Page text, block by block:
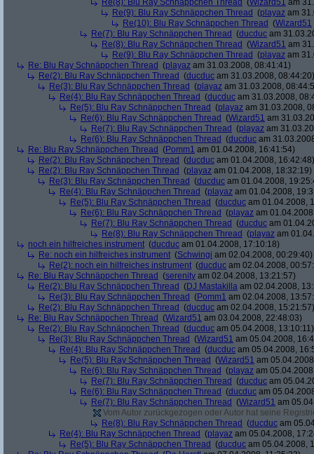
Re(8): Blu Ray Schnäppchen Thread (Wizard51 am
Re(9): Blu Ray Schnäppchen Thread (playaz am
Re(10): Blu Ray Schnäppchen Thread (Wizard51
Re(7): Blu Ray Schnäppchen Thread (ducduc am
Re(8): Blu Ray Schnäppchen Thread (Wizard51 am
Re(9): Blu Ray Schnäppchen Thread (playaz am
Re: Blu Ray Schnäppchen Thread (playaz am 31.03.2008, 08:41:41)
Re(2): Blu Ray Schnäppchen Thread (ducduc am 31.03.2008, 08:44:20)
Re(3): Blu Ray Schnäppchen Thread (playaz am 31.03.2008,
Re(4): Blu Ray Schnäppchen Thread (ducduc am 31.03.2008,
Re(5): Blu Ray Schnäppchen Thread (playaz am 31.03.2008,
Re(6): Blu Ray Schnäppchen Thread (Wizard51 am
Re(7): Blu Ray Schnäppchen Thread (playaz am
Re(6): Blu Ray Schnäppchen Thread (ducduc am
Re: Blu Ray Schnäppchen Thread (Pomm1 am 01.04.2008, 16:41:54)
Re(2): Blu Ray Schnäppchen Thread (ducduc am 01.04.2008, 16:42:48)
Re(2): Blu Ray Schnäppchen Thread (playaz am 01.04.2008, 18:32:19)
Re(3): Blu Ray Schnäppchen Thread (ducduc am 01.04.2008,
Re(4): Blu Ray Schnäppchen Thread (playaz am 01.04.2008,
Re(5): Blu Ray Schnäppchen Thread (ducduc am 01.04.2008,
Re(6): Blu Ray Schnäppchen Thread (playaz am
Re(7): Blu Ray Schnäppchen Thread (ducduc am
Re(8): Blu Ray Schnäppchen Thread (playaz am
noch ein hilfreiches instrument (ducduc am 01.04.2008, 17:10:18)
Re: noch ein hilfreiches instrument (Schwingi am 02.04.2008, 00:29:40)
Re(2): noch ein hilfreiches instrument (ducduc am 02.04.2008,
Re: Blu Ray Schnäppchen Thread (serenity am 02.04.2008, 13:21:57)
Re(2): Blu Ray Schnäppchen Thread (DJ Mastakilla am 02.04.2008,
Re(3): Blu Ray Schnäppchen Thread (Pomm1 am 02.04.2008,
Re(2): Blu Ray Schnäppchen Thread (ducduc am 02.04.2008, 15:21:57)
Re: Blu Ray Schnäppchen Thread (Wizard51 am 03.04.2008, 22:48:03)
Re(2): Blu Ray Schnäppchen Thread (ducduc am 05.04.2008, 13:10:11)
Re(3): Blu Ray Schnäppchen Thread (Wizard51 am 05.04.2008,
Re(4): Blu Ray Schnäppchen Thread (ducduc am 05.04.2008,
Re(5): Blu Ray Schnäppchen Thread (Wizard51 am
Re(6): Blu Ray Schnäppchen Thread (playaz am
Re(7): Blu Ray Schnäppchen Thread (ducduc am
Re(6): Blu Ray Schnäppchen Thread (ducduc am
Re(7): Blu Ray Schnäppchen Thread (Wizard51 am
Vom Autor zurückgezogen oder Autor hat seine
Re(8): Blu Ray Schnäppchen Thread (ducduc am
Re(4): Blu Ray Schnäppchen Thread (playaz am 05.04.2008,
Re(5): Blu Ray Schnäppchen Thread (ducduc am 05.04.2008,